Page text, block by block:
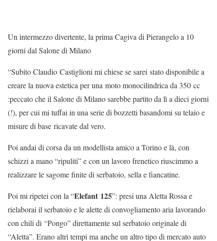
Un intermezzo divertente, la prima Cagiva di Pierangelo a 10
giorni dal Salone di Milano
“Subito Claudio Castiglioni mi chiese se sarei stato disponibile a
creare la nuova estetica per una moto monocilindrica da 350 cc
:peccato che il Salone di Milano sarebbe partito da lì a dieci giorni
(!), per cui mi tuffai in una serie di bozzetti basandomi su telaio e
misure di base ricavate dal vero.
Poi andai di corsa da un modellista amico a Torino e là, con
schizzi a mano “ripuliti” e con un lavoro frenetico riuscimmo a
realizzare le sagome finite di serbatoio, sella e fiancatine.
Poi mi ripetei con la “Elefant 125”: presi una Aletta Rossa e
rielaborai il serbatoio e le alette di convogliamento aria lavorando
con chili di “Pongo” direttamente sul serbatoio originale di
“Aletta”. Erano altri tempi ma anche un altro tipo di mercato auto